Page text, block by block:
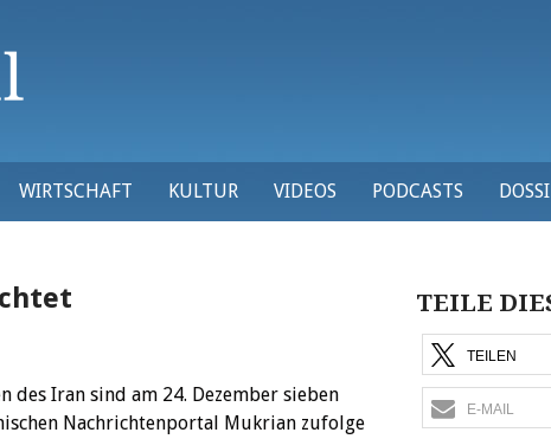
WIRTSCHAFT KULTUR VIDEOS PODCASTS
Iran sind am 24. Dezember sieben
Nachrichtenportal Mukrian zufolge
TEILE
TEILEN
E-MAIL